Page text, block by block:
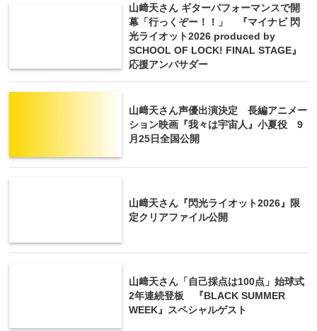
山﨑天さん ギターパフォーマンスで開
幕「行っくぞー！！」 『マイナビ 閃
光ライオット2026 produced by
SCHOOL OF LOCK! FINAL STAGE』
応援アンバサダー
山﨑天さん声優出演決定 長編アニメー
ション映画『我々は宇宙人』小夏役 9
月25日全国公開
山﨑天さん『閃光ライオット2026』限
定クリアファイル公開
山﨑天さん「自己採点は100点」始球式
2年連続登板 『BLACK SUMMER
WEEK』スペシャルゲスト